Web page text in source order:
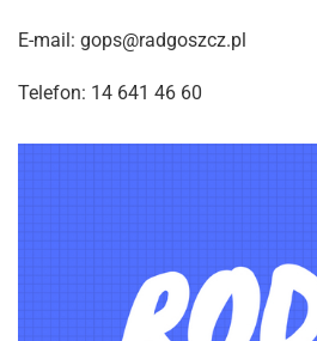
E-mail: gops@radgoszcz.pl
Telefon: 14 641 46 60